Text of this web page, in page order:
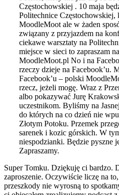
Częstochowskiej . 10 maja
Politechnice
MoodleMoot ale w żaden
związany z przyjazdem na
ciekawe warsztaty na
miejsce w sieci to zapraszam
MoodleMoot.pl No i na
rzeczy dzieje na Facebook’u.
Facebook’u – polski
rzecz, jeżeli mogę. Wraz z
albo pokazywać Jurę
uczestnikom. Byliśmy na
do których na co dzień nie
Złotym Potoku. Przemek
sarenek i kozic górskich. W
niespodzianki. Będzie pyszne
Zapraszamy.
Super Tomku. Dziękuję ci bardzo.
zaproszenie. Oczywiście liczę na
przeszkody nie wyrosną to